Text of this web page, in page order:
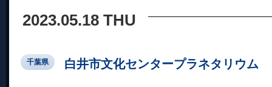
2023.05.18 THU
千葉県 白井市文化センタープラネタリウム